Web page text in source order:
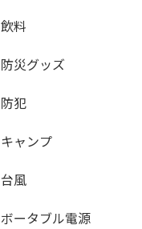
飲料
防災グッズ
防犯
キャンプ
台風
ボータブル電源